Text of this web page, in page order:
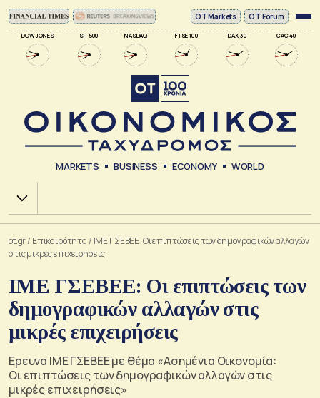
DOW JONES SP 500 NASDAQ FTSE 100 DAX 30 CAC 40
ΟΤ Markets OT Forum
MARKETS BUSINESS ECONOMY WORLD
Χ.Α.
ot.gr/ Επικαιρότητα / ΙΜΕ ΓΣΕΒΕΕ: Οι επιπτώσεις των δημογραφικών αλλαγών
στις μικρές επιχειρήσεις
ΙΜΕ ΓΣΕΒΕΕ: Οι επιπτώσεις των
δημογραφικών αλλαγών στις
μικρές επιχειρήσεις
Ερευνα ΙΜΕ ΓΣΕΒΕΕ με θέμα «Ασημένια Οικονομία:
Οι επιπτώσεις των δημογραφικών αλλαγών στις
μικρές επιχειρήσεις»